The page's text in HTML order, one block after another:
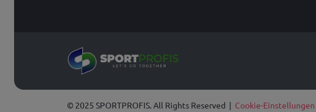
© 2025 SPORTPROFIS. All Rights Reserved | Cookie-Einstellungen